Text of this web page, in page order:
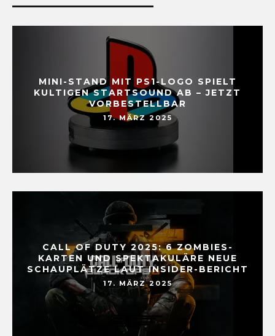
MINI-STAND MIT PS1-LOGO SPIELT
KULTIGEN STARTSOUND AB – JETZT
VORBESTELLBAR
17. MÄRZ 2025
CALL OF DUTY 2025: 6 ZOMBIES-
KARTEN UND SPEKTAKULÄRE NEUE
SCHAUPLÄTZE LAUT INSIDER-BERICHT
17. MÄRZ 2025